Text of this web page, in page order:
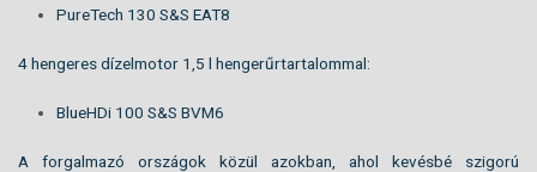
PureTech 130 S&S EAT8
4 hengeres dízelmotor 1,5 l hengerűrtartalommal:
BlueHDi 100 S&S BVM6
A forgalmazó országok közül azokban, ahol kevésbé szigorú